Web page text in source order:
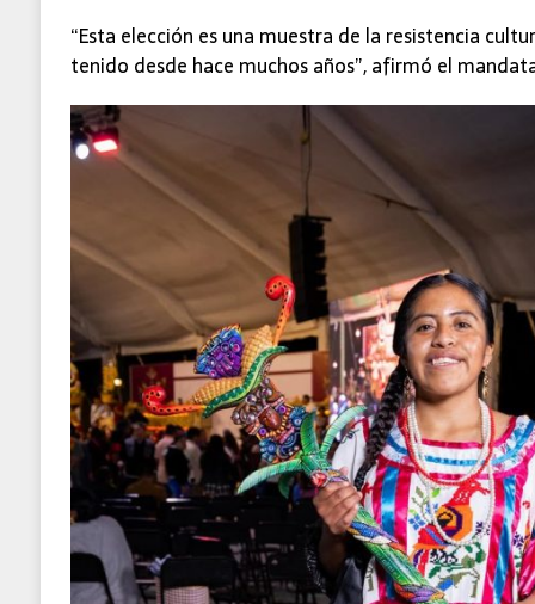
“Esta elección es una muestra de la resistencia
tenido desde hace muchos años”, afirmó el